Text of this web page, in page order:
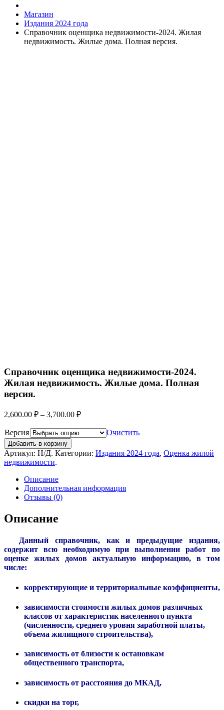
Магазин
Издания 2024 года
Справочник оценщика недвижимости-2024. Жилая
недвижимость. Жилые дома. Полная версия.
Справочник оценщика недвижимости-2024.
Жилая недвижимость. Жилые дома. Полная
версия.
2,600.00 ₽ – 3,700.00 ₽
Версия Очистить
Добавить в корзину
Артикул: Н/Д. Категории: Издания 2024 года, Оценка жилой
недвижимости.
Описание
Дополнительная информация
Отзывы (0)
Описание
Данный справочник, как и предыдущие издания,
содержит всю необходимую при выполнении работ по
оценке жилых домов актуальную информацию, в том
числе:
корректирующие и территориальные коэффициенты,
зависимости стоимости жилых домов различных
классов от характеристик населенного пункта
(численности, среднего уровня заработной платы,
объема жилищного строительства),
зависимость от близости к остановкам
общественного транспорта,
зависимость от расстояния до МКАД,
скидки на торг,